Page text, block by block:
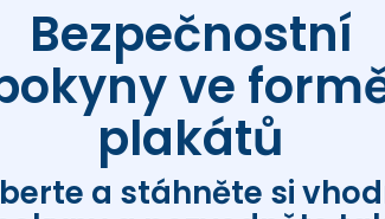
Bezpečnostní
ve
plakátů
a stáhněte si